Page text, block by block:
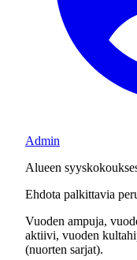
Admin
Alueen
Ehdota palkittavia
Vuoden ampuja,
aktiivi, vuoden
(nuorten sarjat).